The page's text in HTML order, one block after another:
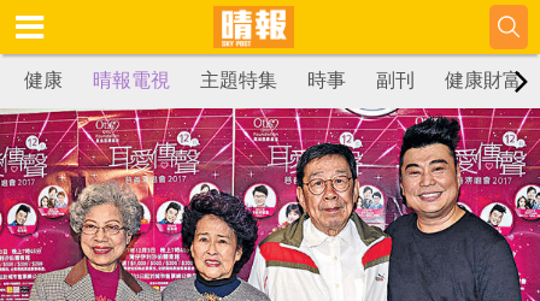
健康 晴報電視 主題特集 時事 副刊 健康財富